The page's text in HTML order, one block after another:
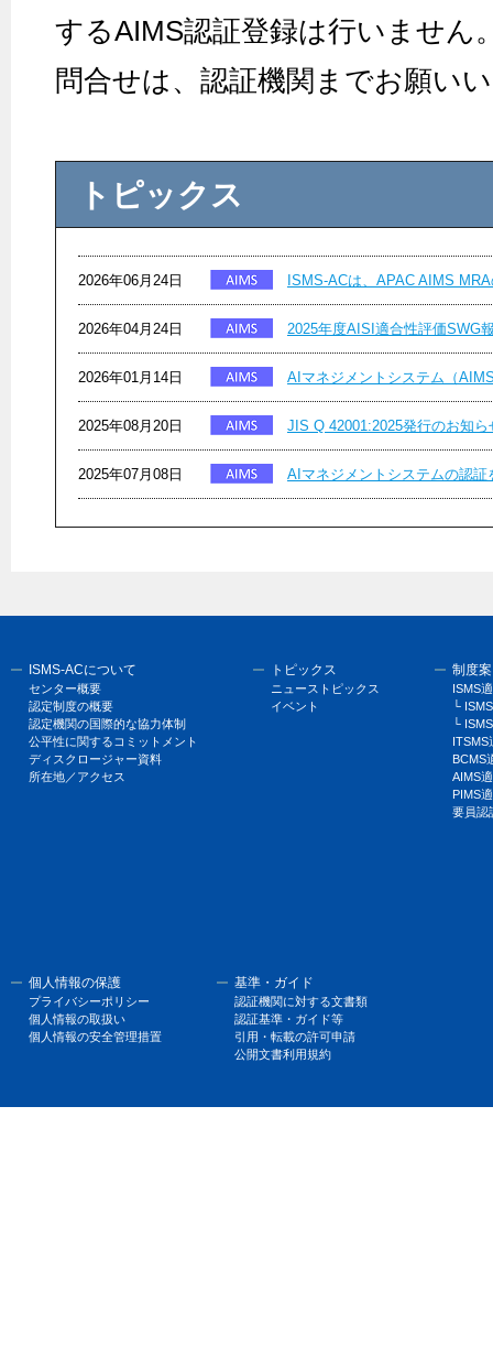
するAIMS認証登録は行いません
問合せは、認証機関までお願い
トピックス
2026年06月24日 ISMS-ACは、APAC AIMS
2026年04月24日 2025年度AISI適合性評価SWG
2026年01月14日 AIマネジメントシステム（
2025年08月20日 JIS Q 42001:2025発行のお知ら
2025年07月08日 AIマネジメントシステムの認
ISMS-ACについて
センター概要
認定制度の概要
認定機関の国際的な協力体制
公平性に関するコミットメント
ディスクロージャー資料
所在地／アクセス
トピックス
ニューストピックス
イベント
制度
ISMS
└
└
ITSMS
BCMS
AIMS
PIMS
要員認
個人情報の保護
プライバシーポリシー
個人情報の取扱い
個人情報の安全管理措置
基準・ガイド
認証機関に対する文書類
認証基準・ガイド等
引用・転載の許可申請
公開文書利用規約